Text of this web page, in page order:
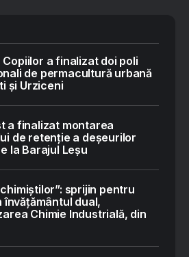
Copiilor a finalizat doi poli
de permacultură urbană
și Urziceni
a finalizat montarea
de retenție a deșeurilor
la Barajul Leșu
sprijin pentru
învățământul dual,
Chimie Industrială, din